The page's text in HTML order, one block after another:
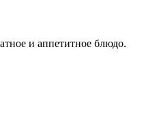
и аппетитное блюдо.